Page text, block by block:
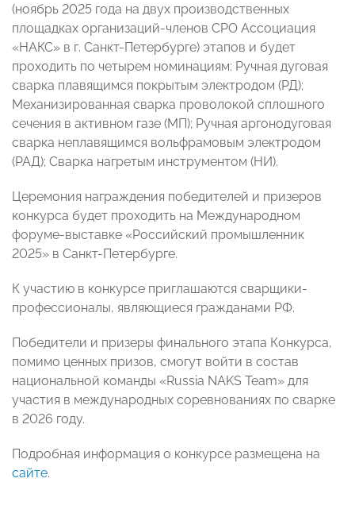
(ноябрь 2025 года на двух производственных
площадках организаций-членов СРО Ассоциация
«НАКС» в г. Санкт-Петербурге) этапов и будет
проходить по четырем номинациям: Ручная дуговая
сварка плавящимся покрытым электродом (РД);
Механизированная сварка проволокой сплошного
сечения в активном газе (МП); Ручная аргонодуговая
сварка неплавящимся вольфрамовым электродом
(РАД); Сварка нагретым инструментом (НИ).
Церемония награждения победителей и призеров
конкурса будет проходить на Международном
форуме-выставке «Российский промышленник
2025» в Санкт-Петербурге.
К участию в конкурсе приглашаются сварщики-
профессионалы, являющиеся гражданами РФ.
Победители и призеры финального этапа Конкурса,
помимо ценных призов, смогут войти в состав
национальной команды «Russia NAKS Team» для
участия в международных соревнованиях по сварке
в 2026 году.
Подробная информация о конкурсе размещена на
сайте.